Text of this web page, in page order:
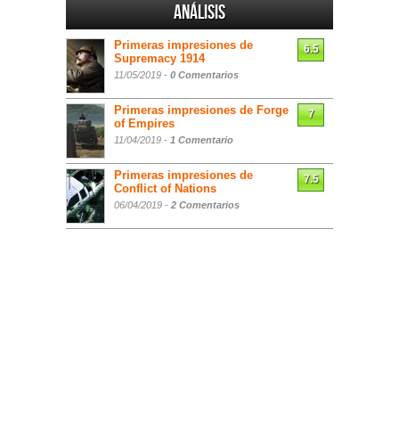
Análisis
Primeras impresiones de
Supremacy 1914
11/05/2019 - 0 Comentarios
6.5
Primeras impresiones de Forge
of Empires
11/04/2019 - 1 Comentario
7
Primeras impresiones de
Conflict of Nations
06/04/2019 - 2 Comentarios
7.5